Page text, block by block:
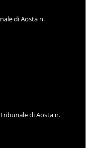
di Aosta n.
di Aosta n.